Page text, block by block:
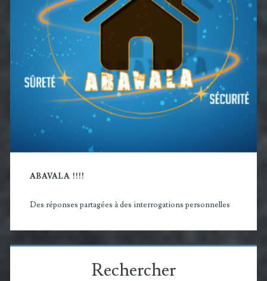
ABAVALA !!!!
Des réponses partagées à des interrogations personnelles
Rechercher